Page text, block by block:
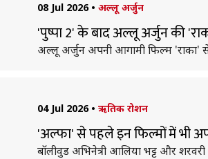
08 Jul 2026 • अल्लू अर्जुन
'पुष्पा 2' के बाद अल्लू अर्जुन की
अल्लू अर्जुन अपनी आगामी फिल्म 'राका'
04 Jul 2026 • ऋतिक रोशन
'अल्फा' से पहले इन फिल्मों में भी
बॉलीवुड अभिनेत्री आलिया भट्ट और